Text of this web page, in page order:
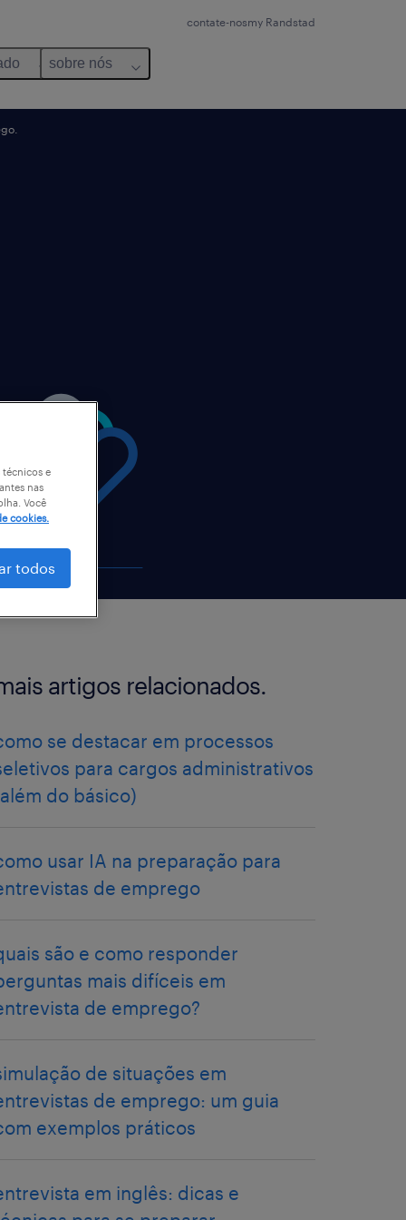
contate-nosmy Randstad
sobre nós
artigos relacionados.
se destacar em processos
para cargos administrativos
do básico)
usar IA na preparação para
de emprego
são e como responder
mais difíceis em
de emprego?
de situações em
de emprego: um guia
exemplos práticos
em inglês: dicas e
técnicos e
nas
Você
cookies.
todos